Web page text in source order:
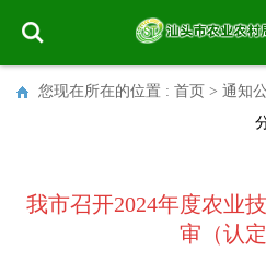
您现在所在的位置 : 首页 > 通知
我市召开2024年度农业
审（认